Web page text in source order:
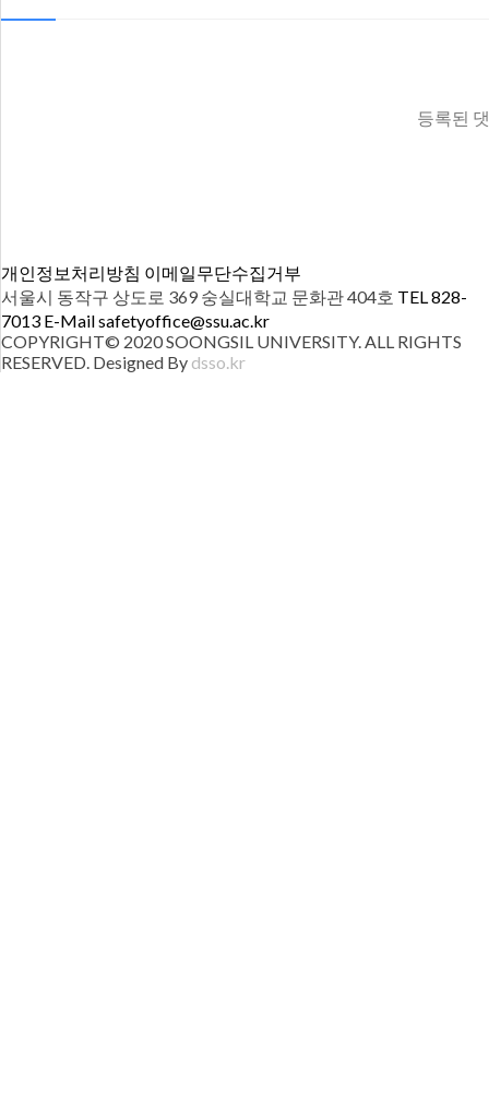
등록된
개인정보처리방침 이메일무단수집거부
서울시 동작구 상도로 369 숭실대학교 문화관 404호 TEL 828-
7013 E-Mail safetyoffice@ssu.ac.kr
COPYRIGHT© 2020 SOONGSIL UNIVERSITY. ALL RIGHTS
RESERVED. Designed By dsso.kr